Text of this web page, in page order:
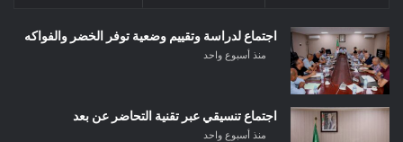
اجتماع لدراسة وتقييم وضعية توفر الخضر والفواكه
منذ أسبوع واحد
اجتماع تنسيقي عبر تقنية التحاضر عن بعد
منذ أسبوع واحد